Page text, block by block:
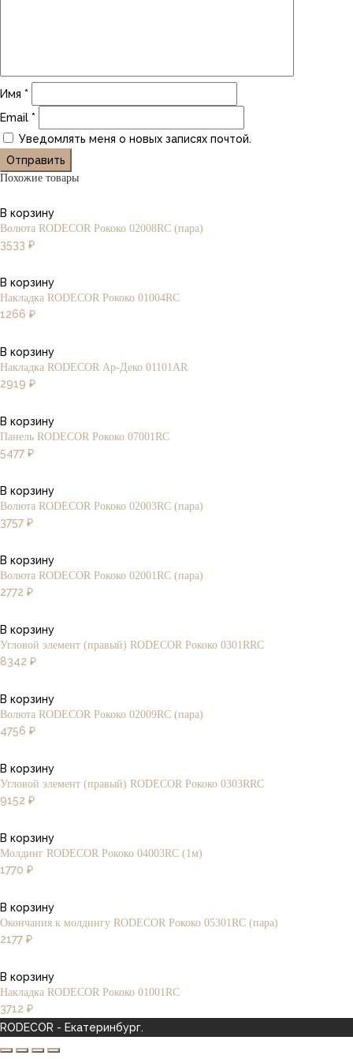
Имя *
Email *
Уведомлять меня о новых записях почтой.
Похожие товары
В корзину
Волюта RODECOR Рококо 02008RC (пара)
3533 ₽
В корзину
Накладка RODECOR Рококо 01004RC
1266 ₽
В корзину
Накладка RODECOR Ар-Деко 01101AR
2919 ₽
В корзину
Панель RODECOR Рококо 07001RC
5477 ₽
В корзину
Волюта RODECOR Рококо 02003RC (пара)
3757 ₽
В корзину
Волюта RODECOR Рококо 02001RC (пара)
2772 ₽
В корзину
Угловой элемент (правый) RODECOR Рококо 0301RRC
8342 ₽
В корзину
Волюта RODECOR Рококо 02009RC (пара)
4756 ₽
В корзину
Угловой элемент (правый) RODECOR Рококо 0303RRC
9152 ₽
В корзину
Молдинг RODECOR Рококо 04003RC (1м)
1770 ₽
В корзину
Окончания к молдингу RODECOR Рококо 05301RC (пара)
2177 ₽
В корзину
Накладка RODECOR Рококо 01001RC
3712 ₽
RODECOR - Екатеринбург.